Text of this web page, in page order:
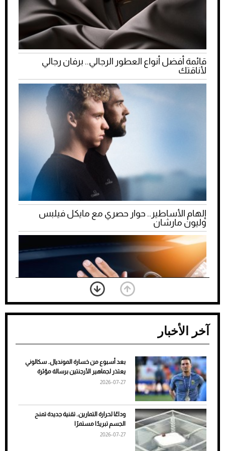
قائمة أفضل أنواع العطور الرجالي.. برفان رجالي
لأناقتك
إلهام الأساطير.. حوار حصري مع مايكل فيلبس
وليون مارشان
ضعف تبريد مكيف السيارة عند الوقوف.. أشهر
الأسباب والحلول
آخر الأخبار
بعد أسبوع من خسارة المونديال.. سكالوني
يعتذر لجماهير الأرجنتين برسالة مؤثرة
2026-07-27
وداعًا لحرارة التمارين.. تقنية جديدة تمنح
الجسم تبريدًا مستمرًا
2026-07-27